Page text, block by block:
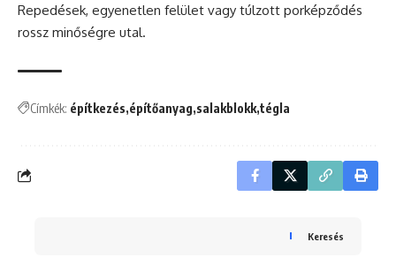
Repedések, egyenetlen felület vagy túlzott porképződés
rossz minőségre utal.
Címkék: építkezés építőanyag salakblokk tégla
Keresés